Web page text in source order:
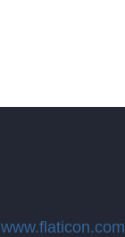
www.flaticon.com